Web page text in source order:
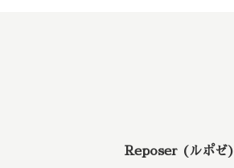
Reposer (ルポゼ)